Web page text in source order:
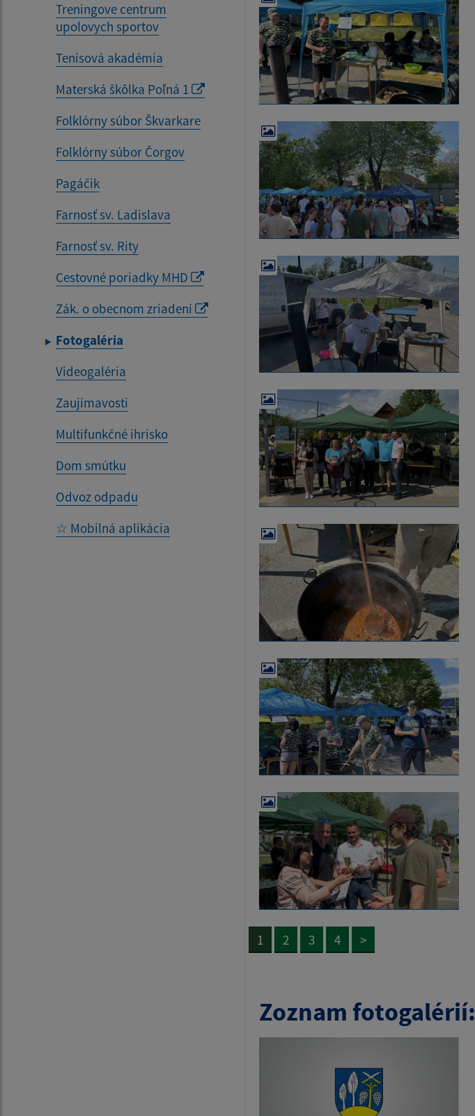
Treningove centrum
upolovych sportov
Tenisová akadémia
Materská škôlka Poľná 1
Folklórny súbor Škvarkare
Folklórny súbor Čorgov
Pagáčik
Farnosť sv. Ladislava
Farnosť sv. Rity
Cestovné poriadky MHD
Zák. o obecnom zriadení
Fotogaléria
Videogaléria
Zaujímavosti
Multifunkčné ihrisko
Dom smútku
Odvoz odpadu
☆ Mobilná aplikácia
1 2 3 4 >
Zoznam fotogalérií: